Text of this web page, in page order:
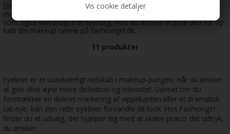
Vis cookie detaljer
Den flydende eyeliner er derimod bedre, hvis du ønsker et mere
markant og markeret look. Et look, der er perfekt til festen, men
som også kan bruges til hverdag, hvis du ønsker at pifte den lidt op.
Køb din makeup online på fashiongirl.dk.
11 produkter
Eyeliner er et uundværligt redskab i makeup-pungen, når du ønsker
at give dine øjne mere definition og intensitet. Uanset om du
foretrækker en diskret markering af vippekanten eller et dramatisk
cat-eye, kan den rette eyeliner forvandle dit look. Hos Fashiongirl
finder du et udvalg, der hjælper dig med at skabe præcis det udtryk,
du ønsker.